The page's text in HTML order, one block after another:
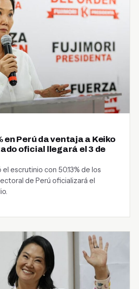
en Perú da ventaja a Keiko
oficial llegará el 3 de
escrutinio con 50.13% de los
de Perú oficializará el